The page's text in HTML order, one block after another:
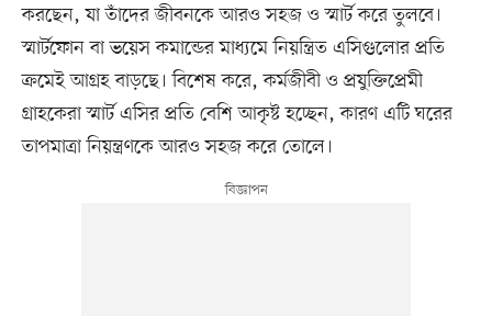
করছেন, যা তাঁদের জীবনকে আরও সহজ ও স্মার্ট করে তুলবে।
স্মার্টফোন বা ভয়েস কমান্ডের মাধ্যমে নিয়ন্ত্রিত এসিগুলোর প্রতি
ক্রমেই আগ্রহ বাড়ছে। বিশেষ করে, কর্মজীবী ও প্রযুক্তিপ্রেমী
গ্রাহকেরা স্মার্ট এসির প্রতি বেশি আকৃষ্ট হচ্ছেন, কারণ এটি ঘরের
তাপমাত্রা নিয়ন্ত্রণকে আরও সহজ করে তোলে।